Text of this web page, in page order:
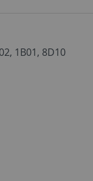
1B01, 8D10